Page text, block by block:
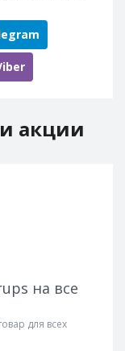
акции
на все
для всех